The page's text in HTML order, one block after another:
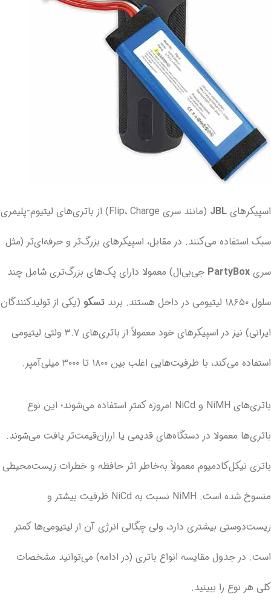
اسپیکرهای JBL
(مانند سری Flip، Charge) از باتری‌های لیتیوم-پلیمری
سبک استفاده می‌کنند. در مقابل، اسپیکرهای بزرگ‌تر و حرفه‌ای‌تر (مثل
سری PartyBox جی‌بی‌ال) معمولا دارای پک‌های بزرگ‌تری شامل چند
سلول ۱۸۶۵۰ لیتیومی در داخل هستند. برند
تسکو (یکی از تولیدکنندگان
ایرانی) نیز در اسپیکرهای خود معمولاً از باتری‌های ۳.۷ ولتی لیتیومی
استفاده می‌کند، با ظرفیت‌هایی اغلب بین ۱۸۰۰ تا ۳۰۰۰ میلی‌آمپر.
باتری‌های NiMH و NiCd امروزه کمتر استفاده می‌شوند؛ این نوع
باتری‌ها معمولا در دستگاه‌های قدیمی یا ارزان‌قیمت‌تر یافت می‌شوند.
باتری نیکل‌کادمیوم معمولاً به‌خاطر اثر حافظه و خطرات زیست‌محیطی
منسوخ شده است. NiMH نسبت به NiCd ظرفیت بیشتر و
زیست‌دوستی بیشتری دارد، ولی چگالی انرژی آن از لیتیومی‌ها کمتر
است. در جدول مقایسه انواع باتری (در ادامه) می‌توانید مشخصات
کلی هر نوع را ببینید.